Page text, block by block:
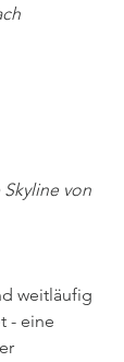
von
weitläufig
- eine